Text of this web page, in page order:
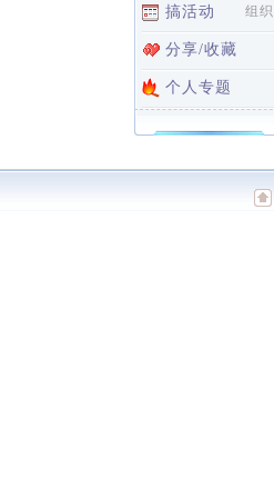
搞活动 组织
分享/收藏
个人专题